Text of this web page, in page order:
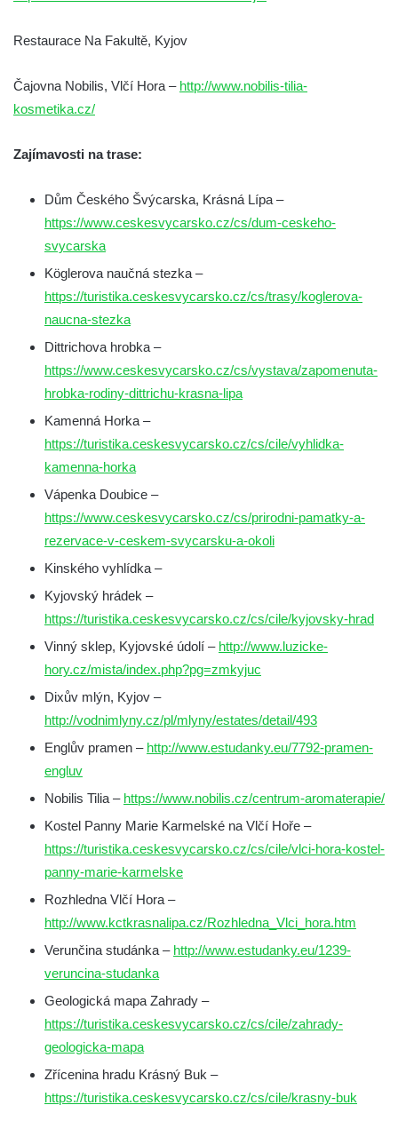
Restaurace Na Fakultě, Kyjov
Čajovna Nobilis, Vlčí Hora – http://www.nobilis-tilia-
kosmetika.cz/
Zajímavosti na trase:
Dům Českého Švýcarska, Krásná Lípa –
https://www.ceskesvycarsko.cz/cs/dum-ceskeho-
svycarska
Köglerova naučná stezka –
https://turistika.ceskesvycarsko.cz/cs/trasy/koglerova-
naucna-stezka
Dittrichova hrobka –
https://www.ceskesvycarsko.cz/cs/vystava/zapomenuta-
hrobka-rodiny-dittrichu-krasna-lipa
Kamenná Horka –
https://turistika.ceskesvycarsko.cz/cs/cile/vyhlidka-
kamenna-horka
Vápenka Doubice –
https://www.ceskesvycarsko.cz/cs/prirodni-pamatky-a-
rezervace-v-ceskem-svycarsku-a-okoli
Kinského vyhlídka –
Kyjovský hrádek –
https://turistika.ceskesvycarsko.cz/cs/cile/kyjovsky-hrad
Vinný sklep, Kyjovské údolí – http://www.luzicke-
hory.cz/mista/index.php?pg=zmkyjuc
Dixův mlýn, Kyjov –
http://vodnimlyny.cz/pl/mlyny/estates/detail/493
Englův pramen – http://www.estudanky.eu/7792-pramen-
engluv
Nobilis Tilia – https://www.nobilis.cz/centrum-aromaterapie/
Kostel Panny Marie Karmelské na Vlčí Hoře –
https://turistika.ceskesvycarsko.cz/cs/cile/vlci-hora-kostel-
panny-marie-karmelske
Rozhledna Vlčí Hora –
http://www.kctkrasnalipa.cz/Rozhledna_Vlci_hora.htm
Verunčina studánka – http://www.estudanky.eu/1239-
veruncina-studanka
Geologická mapa Zahrady –
https://turistika.ceskesvycarsko.cz/cs/cile/zahrady-
geologicka-mapa
Zřícenina hradu Krásný Buk –
https://turistika.ceskesvycarsko.cz/cs/cile/krasny-buk